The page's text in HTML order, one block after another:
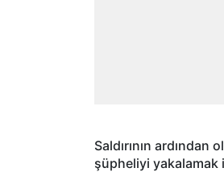
Saldırının
şüpheliyi yakalamak